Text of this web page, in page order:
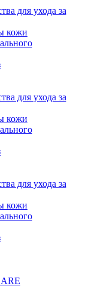
для ухода за
кожи
для ухода за
кожи
для ухода за
кожи